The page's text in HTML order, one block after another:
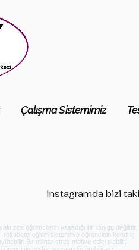
Çalışma Sistemimiz
Instagramda bizi